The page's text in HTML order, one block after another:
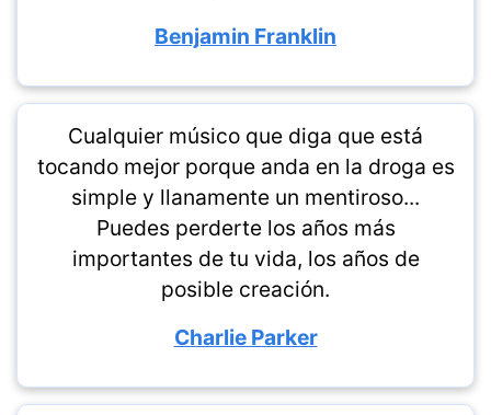
Benjamin Franklin
Cualquier músico que diga que está
tocando mejor porque anda en la droga es
simple y llanamente un mentiroso...
Puedes perderte los años más
importantes de tu vida, los años de
posible creación.
Charlie Parker